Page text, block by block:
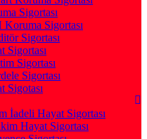
Sigortası
Sigortası
Sigortası
Sigortası
Sigortası
Sigortası
Sigotası
İadeli Hayat Sigortası
Hayat Sigortası